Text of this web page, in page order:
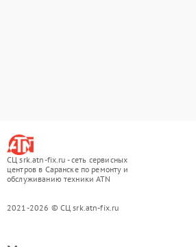
СЦ srk.atn-fix.ru - сеть сервисных
центров в Саранске по ремонту и
обслуживанию техники ATN
2021-2026 © СЦ srk.atn-fix.ru